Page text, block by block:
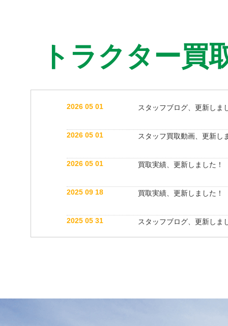
トラクター買
2026 05 01 スタッフブログ、更新しま
2026 05 01 スタッフ買取動画、更新し
2026 05 01 買取実績、更新しました！
2025 09 18 買取実績、更新しました！
2025 05 31 スタッフブログ、更新しま